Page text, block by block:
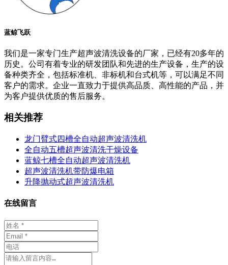
蓝鲸飞跃
我们是一家专门生产超声波清洗设备的厂家，已经有20多年的
历史。公司有着专业的研发团队和先进的生产设备，生产的设
备种类齐全，包括标准机、非标机和台式机等，可以满足不同
客户的需求。企业一直致力于提供高品质、高性能的产品，并
为客户提供优质的售后服务。
相关推荐
龙门臂式四槽全自动超声波清洗机
全自动五槽超声波清洗干燥设备
蓝鲸七槽全自动超声波清洗机
超声波清洗机带防爆电箱
升降抛动式超声波清洗机
在线留言